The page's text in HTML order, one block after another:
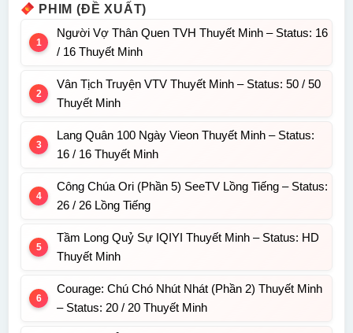
PHIM (ĐỀ XUẤT)
Người Vợ Thân Quen TVH Thuyết Minh – Status: 16
/ 16 Thuyết Minh
Vân Tịch Truyện VTV Thuyết Minh – Status: 50 / 50
Thuyết Minh
Lang Quân 100 Ngày Vieon Thuyết Minh – Status:
16 / 16 Thuyết Minh
Công Chúa Ori (Phần 5) SeeTV Lồng Tiếng – Status:
26 / 26 Lồng Tiếng
Tầm Long Quỷ Sự IQIYI Thuyết Minh – Status: HD
Thuyết Minh
Courage: Chú Chó Nhút Nhát (Phần 2) Thuyết Minh
– Status: 20 / 20 Thuyết Minh